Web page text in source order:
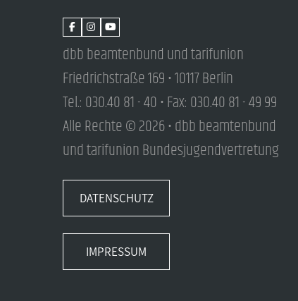
dbb beamtenbund und tarifunion
Friedrichstraße 169 • 10117 Berlin
Tel.: 030.40 81 - 40 • Fax: 030.40 81 - 49 99
Alle Rechte © 2026 • dbb beamtenbund
und tarifunion Bundesjugendvertretung
DATENSCHUTZ
IMPRESSUM